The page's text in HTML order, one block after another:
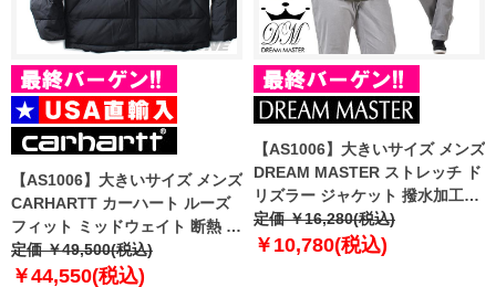
【AS1006】大きいサイズ メンズ
CARHARTT カーハート ルーズ
フィット ミッドウェイト 断熱 ジ
ャケット Montana Loose Fit
Insulated Jacket USA直輸入
定価 ￥49,500(税込)
￥44,550(税込)
【AS1006】大きいサイズ メンズ
DREAM MASTER ストレッチ ド
リズラー ジャケット 撥水加工
dmb-230401
定価 ￥16,280(税込)
￥10,780(税込)